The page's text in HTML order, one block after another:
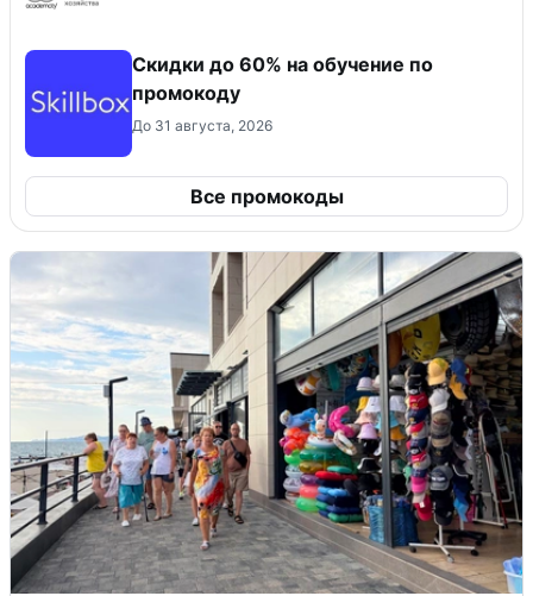
Скидки до 60% на обучение по
промокоду
До 31 августа, 2026
Все промокоды